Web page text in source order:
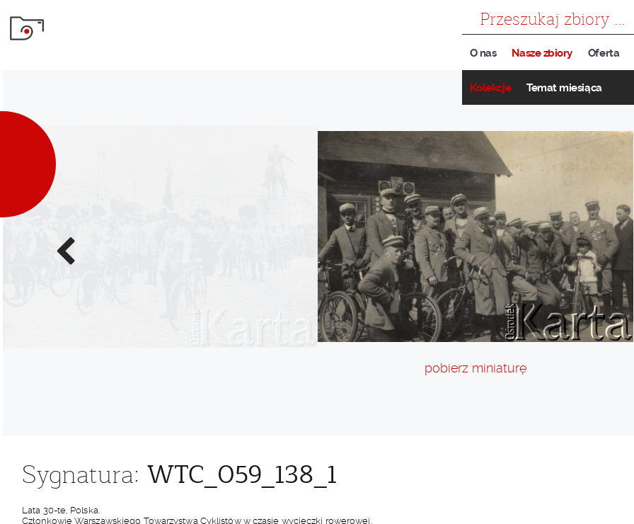
O nas Nasze zbiory
Kolekcje Temat miesiąca
Oferta
Poprzednie
zdjęcie
pobierz miniaturę
Sygnatura: WTC_059_138_1
Lata 30-te, Polska.
Członkowie Warszawskiego Towarzystwa Cyklistów w czasie wycieczki rowerowej.